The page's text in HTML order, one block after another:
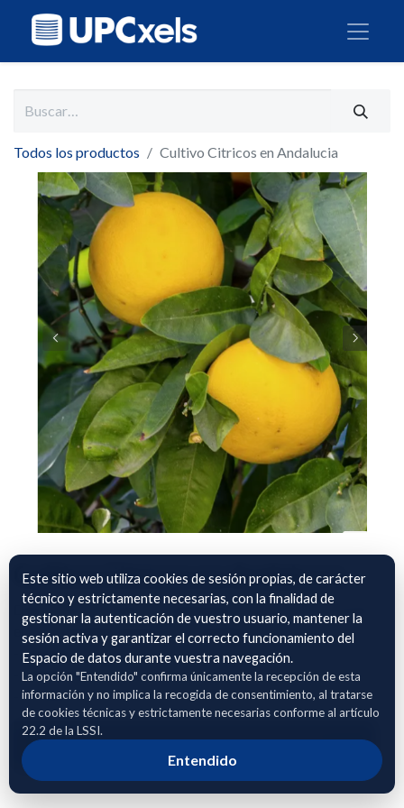
Todos los productos Cultivo Citricos en Andalucia
Cultivo Citricos en Andalucia
Datos sobre el cultivo y rendimientos de cítricos y Pomelos
en la comunidad autónoma de Andalucia.
- Naranjos
- Mandarina
- Pomelos
Adhierete para solicitar acceso
Este sitio web utiliza cookies de sesión propias, de carácter
técnico y estrictamente necesarias, con la finalidad de
gestionar la autenticación de vuestro usuario, mantener la
sesión activa y garantizar el correcto funcionamiento del
Espacio de datos durante vuestra navegación.
La opción "Entendido" confirma únicamente la recepción de esta
información y no implica la recogida de consentimiento, al tratarse
de cookies técnicas y estrictamente necesarias conforme al artículo
22.2 de la LSSI.
Entendido